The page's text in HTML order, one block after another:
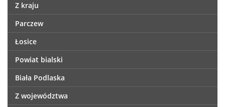
Z kraju
Parczew
Łosice
Powiat bialski
Biała Podlaska
Z województwa